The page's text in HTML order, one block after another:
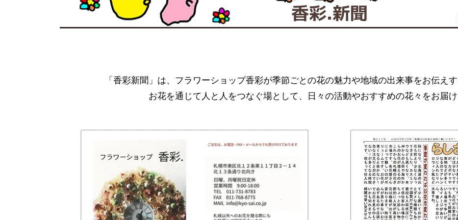
香彩.新聞
「香彩新聞」は、フラワーショップ香彩が季節ごとの花の魅力や地域の出来事をお伝え
お花を通じて人と人をつなぐ場として、日々の活動やおすすめの花々をお届け